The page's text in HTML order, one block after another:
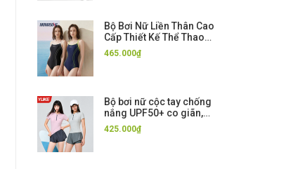
Bộ Bơi Nữ Liền Thân Cao
Cấp Thiết Kế Thể Thao
Chuyên Nghiệp, Che
Bụng Tôn Dáng màu Đen
465.000₫
Bộ bơi nữ cộc tay chống
nắng UPF50+ co giãn,
màu hồng tím, quần 2 lớp
Yuke
425.000₫